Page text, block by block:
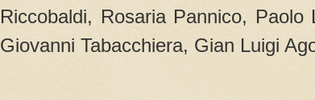
Riccobaldi, Rosaria Pannico, Paolo
Giovanni Tabacchiera, Gian Luigi